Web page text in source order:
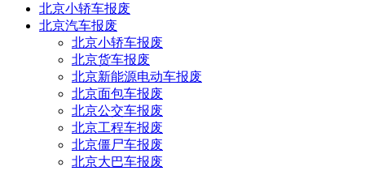
北京小轿车报废
北京汽车报废
北京小轿车报废
北京货车报废
北京新能源电动车报废
北京面包车报废
北京公交车报废
北京工程车报废
北京僵尸车报废
北京大巴车报废